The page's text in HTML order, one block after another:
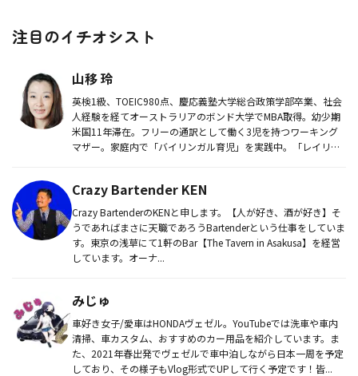
注目のイチオシスト
山移 玲
英検1級、TOEIC980点、慶応義塾大学総合政策学部卒業、社会
人経験を経てオーストラリアのボンド大学でMBA取得。幼少期
米国11年滞在。フリーの通訳として働く3児を持つワーキング
マザー。家庭内で「バイリンガル育児」を実践中。「レイリン
Crazy Bartender KEN
Crazy BartenderのKENと申します。【人が好き、酒が好き】そ
うであればまさに天職であろうBartenderという仕事をしていま
す。東京の浅草にて1軒のBar【The Tavern in Asakusa】を経営
しています。オーナ...
みじゅ
車好き女子/愛車はHONDAヴェゼル。YouTubeでは洗車や車内
清掃、車カスタム、おすすめのカー用品を紹介しています。ま
た、2021年春出発でヴェゼルで車中泊しながら日本一周を予定
しており、その様子もVlog形式でUPして行く予定です！皆...